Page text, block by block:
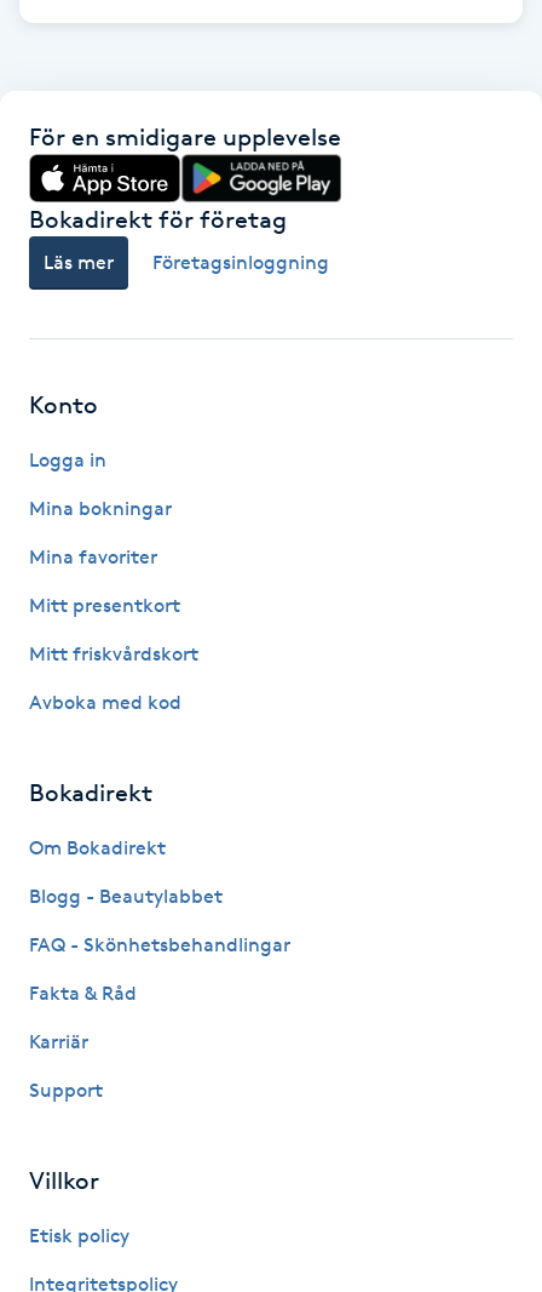
Gravidyoga
Gruppträning
Gua Sha-massage
Herrklippning
Hollywood Peel
Hudföryngring
Hudvård
Hyaluronsyra
Hyperhidros
Hypnos
För en smidigare upplevelse
Bokadirekt för företag
Läs mer Företagsinloggning
Konto
Logga in
Mina bokningar
Mina favoriter
Mitt presentkort
Mitt friskvårdskort
Avboka med kod
Bokadirekt
Om Bokadirekt
Blogg - Beautylabbet
FAQ - Skönhetsbehandlingar
Fakta & Råd
Karriär
Support
Villkor
Etisk policy
Integritetspolicy